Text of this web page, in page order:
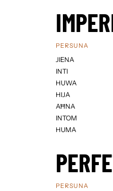
PERSUNA
JIENA
INTI
HUWA
HIJA
AĦNA
INTOM
HUMA
PERSUNA